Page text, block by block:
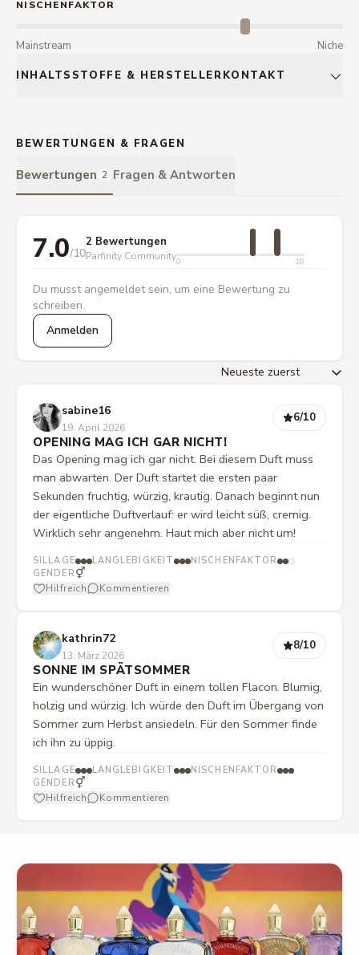
NISCHENFAKTOR
Mainstream Niche
INHALTSSTOFFE & HERSTELLERKONTAKT
BEWERTUNGEN & FRAGEN
Bewertungen 2 Fragen & Antworten
7.0/10
2 Bewertungen
Parfinity Community0 10
Du musst angemeldet sein, um eine Bewertung zu
schreiben.
Anmelden
sabine16
19. April 2026
6/10
OPENING MAG ICH GAR NICHT!
Das Opening mag ich gar nicht. Bei diesem Duft muss
man abwarten. Der Duft startet die ersten paar
Sekunden fruchtig, würzig, krautig. Danach beginnt nun
der eigentliche Duftverlauf: er wird leicht süß, cremig.
Wirklich sehr angenehm. Haut mich aber nicht um!
SILLAGE LANGLEBIGKEIT
NISCHENFAKTOR
GENDER ⚥
Hilfreich Kommentieren
kathrin72
13. März 2026
8/10
SONNE IM SPÄTSOMMER
Ein wunderschöner Duft in einem tollen Flacon. Blumig,
holzig und würzig. Ich würde den Duft im Übergang von
Sommer zum Herbst ansiedeln. Für den Sommer finde
ich ihn zu üppig.
SILLAGE LANGLEBIGKEIT
NISCHENFAKTOR
GENDER ⚥
Hilfreich Kommentieren